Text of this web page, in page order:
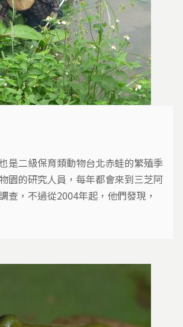
是二級保育類動物台北赤蛙的繁殖季
園的研究人員，每年都會來到三芝阿
查，不過從2004年起，他們發現，
越來越不樂觀…